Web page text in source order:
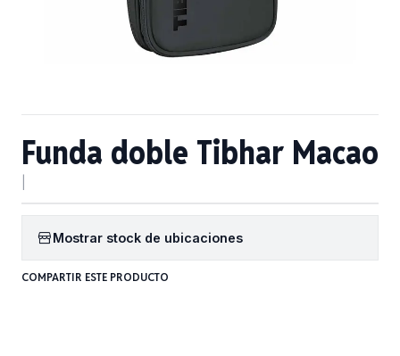
Funda doble Tibhar Macao
Mostrar stock de ubicaciones
COMPARTIR ESTE PRODUCTO